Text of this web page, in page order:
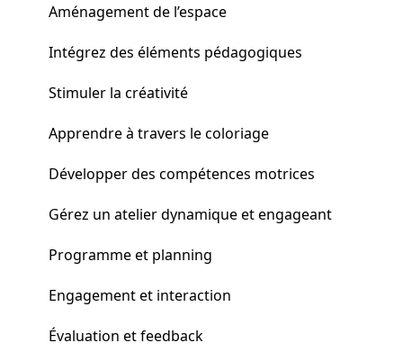
Aménagement de l’espace
Intégrez des éléments pédagogiques
Stimuler la créativité
Apprendre à travers le coloriage
Développer des compétences motrices
Gérez un atelier dynamique et engageant
Programme et planning
Engagement et interaction
Évaluation et feedback